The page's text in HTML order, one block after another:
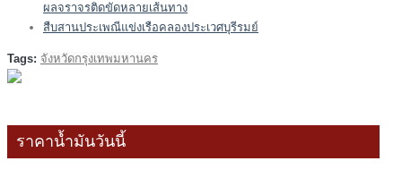
ผลจราจรติดขัดหลายเส้นทาง
สืบสานประเพณีแข่งเรือคลองประเวศบุรีรมย์
Tags: จังหวัดกรุงเทพมหานคร
ราคาน้ำมันวันนี้